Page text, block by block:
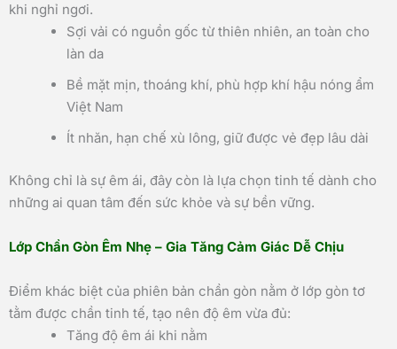
khi nghỉ ngơi.
Sợi vải có nguồn gốc từ thiên nhiên, an toàn cho
làn da
Bề mặt mịn, thoáng khí, phù hợp khí hậu nóng ẩm
Việt Nam
Ít nhăn, hạn chế xù lông, giữ được vẻ đẹp lâu dài
Không chỉ là sự êm ái, đây còn là lựa chọn tinh tế dành cho
những ai quan tâm đến sức khỏe và sự bền vững.
Lớp Chần Gòn Êm Nhẹ – Gia Tăng Cảm Giác Dễ Chịu
Điểm khác biệt của phiên bản chần gòn nằm ở lớp gòn tơ
tằm được chần tinh tế, tạo nên độ êm vừa đủ:
Tăng độ êm ái khi nằm